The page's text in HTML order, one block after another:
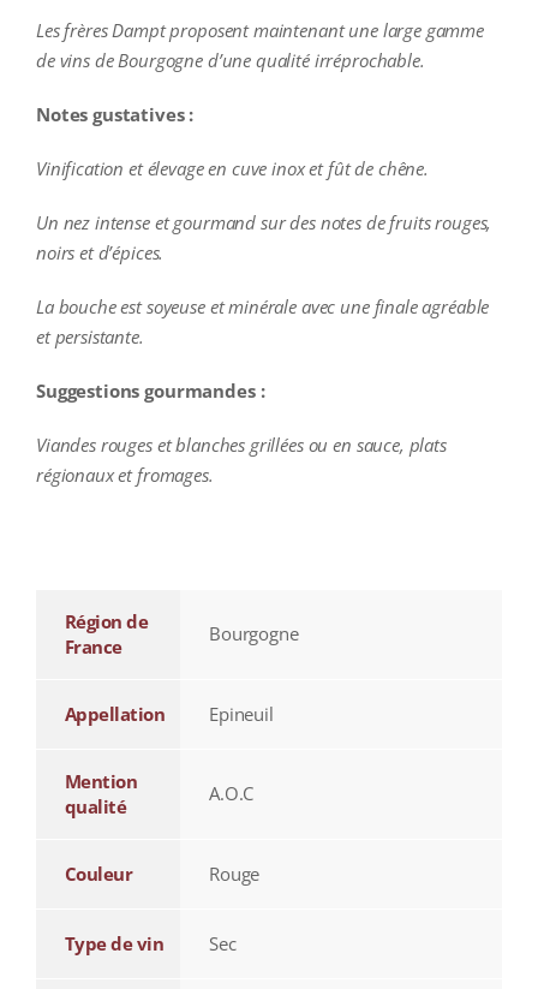
Les frères Dampt proposent maintenant une large gamme
de vins de Bourgogne d’une qualité irréprochable.
Notes gustatives :
Vinification et élevage en cuve inox et fût de chêne.
Un nez intense et gourmand sur des notes de fruits rouges,
noirs et d’épices.
La bouche est soyeuse et minérale avec une finale agréable
et persistante.
Suggestions gourmandes :
Viandes rouges et blanches grillées ou en sauce, plats
régionaux et fromages.
Région de
France
Bourgogne
Appellation Epineuil
Mention
qualité
A.O.C
Couleur Rouge
Type de vin Sec